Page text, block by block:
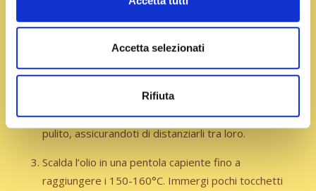
Accetta selezionati
Rifiuta
minuti.
coperto. Forma dei filoncini spessi circa 1 cm e
tagliali in piccoli tocchetti larghi 1-1,5 cm. Disponi i
pezzetti su un vassoio rivestito con un canovaccio
pulito, assicurandoti di distanziarli tra loro.
Scalda l’olio in una pentola capiente fino a
raggiungere i 150-160°C. Immergi pochi tocchetti